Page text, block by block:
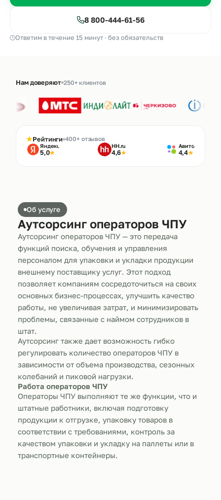
8 800-444-61-56
Ответим в течение 15 минут · без обязательств
Нам доверяют 250+ клиентов
★Рейтинги 400+ отзывов
Яндекс
5,0★
HH.ru
4,6★
Авито
4,4★
Об услуге
Аутсорсинг операторов ЧПУ
Аутсорсинг операторов ЧПУ — это передача
функций поиска, обучения и управления
персоналом для упаковки и укладки продукции
внешнему поставщику услуг. Этот подход
позволяет компаниям сосредоточиться на своих
основных бизнес-процессах, улучшить качество
работы, не увеличивая затрат, и минимизировать
проблемы, связанные с наймом сотрудников в
штат.
Аутсорсинг также дает возможность гибко
регулировать количество операторов ЧПУ в
зависимости от объема производства, сезонных
колебаний и пиковой нагрузки.
Работа операторов ЧПУ
Операторы ЧПУ выполняют те же функции, что и
штатные работники, включая подготовку
продукции к отгрузке, упаковку товаров в
соответствии с требованиями, контроль за
качеством упаковки и укладку на паллеты или в
транспортные контейнеры.